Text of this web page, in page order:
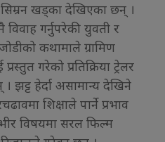
खड्का देखिएका छन् ।
गर्नुपरेकी युवती र
कथामाले ग्रामिण
गरेको प्रतिक्रिया ट्रेलर
झट्ट हेर्दा असामान्य देखिने
शिक्षाले पार्ने प्रभाव
विषयमा सरल फिल्म